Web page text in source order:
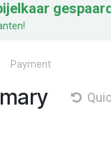
Payment